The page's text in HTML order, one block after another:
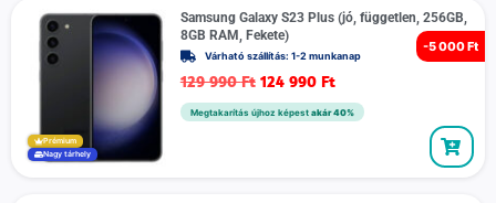
-5 000 Ft
Prémium
Nagy tárhely
Samsung Galaxy S23 Plus (jó, független, 256GB,
8GB RAM, Fekete)
Várható szállítás: 1-2 munkanap
129 990Ft 124 990 Ft
Megtakarítás újhoz képest akár 40%